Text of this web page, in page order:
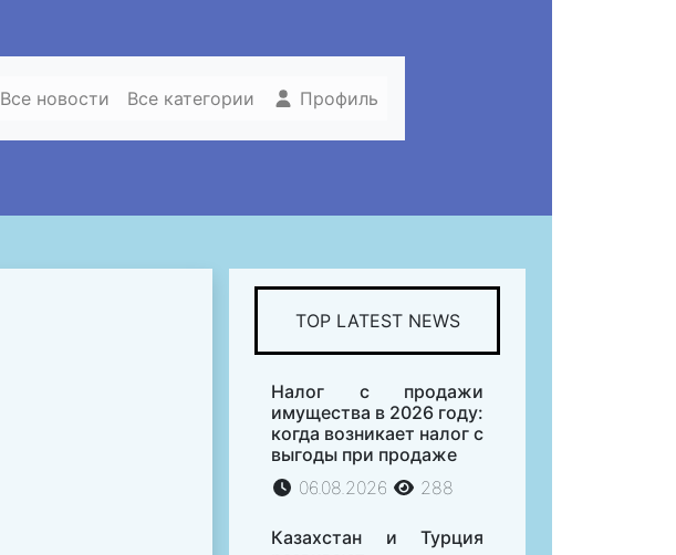
Все новости Все категории Профиль
TOP LATEST NEWS
Налог с продажи
имущества в 2026 году:
когда возникает налог с
выгоды при продаже
06.08.2026
288
Казахстан и Турция